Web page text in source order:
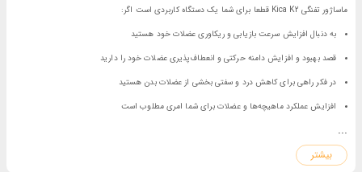
ماساژور تفنگی Kica K2 قطعا برای شما یک دستگاه کاربردی است اگر:
به دنبال افزایش سرعت بازیابی و ریکاوری عضلات خود هستید
قصد بهبود و افزایش دامنه حرکتی و انعطاف‌پذیری عضلات خود را دارید
در فکر راهی برای کاهش درد و سفتی بخشی از عضلات بدن هستید
افزایش عملکرد ماهیچه‌ها و عضلات برای شما امری مطلوب است
این محصول به صورت اختصاصی در فروشگاه ایران بابا مورد بررسی قرار گرفته است.
ماساژ تراپی عضلات با ماساژور Kica مدل K2
...
بیشتر